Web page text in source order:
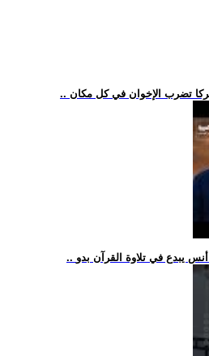
تضرب الإخوان في كل مكان
يبدع في تلاوة القرآن بدو